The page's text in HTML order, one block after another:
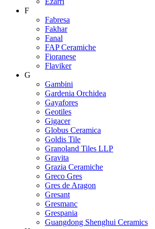
F
Fabresa
Fakhar
Fanal
FAP Ceramiche
Fioranese
Flaviker
G
Gambini
Gardenia Orchidea
Gayafores
Geotiles
Gigacer
Globus Ceramica
Goldis Tile
Granoland Tiles LLP
Gravita
Grazia Ceramiche
Greco Gres
Gres de Aragon
Gresant
Gresmanc
Grespania
Guangdong Shenghui Ceramics